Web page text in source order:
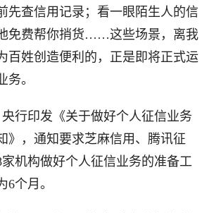
先查信用记录；看一眼陌生人的信
免费帮你捎货……这些场景，离我
百姓创造便利的，正是即将正式运
务。
印发《关于做好个人征信业务
》，通知要求芝麻信用、腾讯征
机构做好个人征信业务的准备工
6个月。